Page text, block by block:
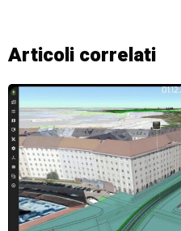
Articoli correlati